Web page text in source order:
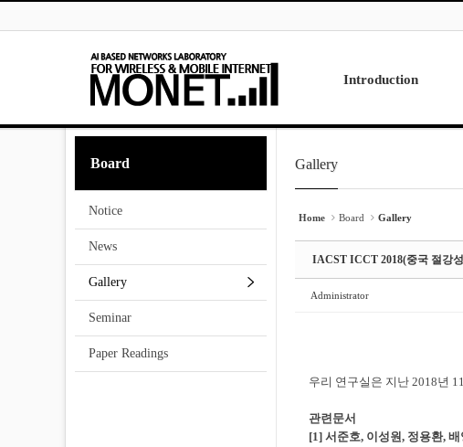
Introduction
Research
Contact Us
Board
Notice
News
Gallery
Seminar
Paper Readings
Gallery
Home Board Gallery
IACST ICCT 2018(중국 절강
Administrator
우리 연구실은 지난 2018년
관련문서
[1] 서준호, 이성원, 정용환,
Sketchbook5, 스케치북5
Sketchbook5, 스케치북5
Sketchbook5, 스케치북5
Sketchbook5, 스케치북5